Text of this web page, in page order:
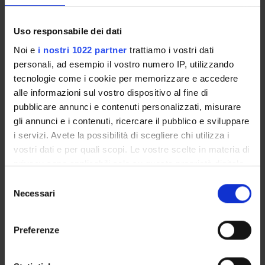
Uso responsabile dei dati
Noi e i nostri 1022 partner trattiamo i vostri dati
personali, ad esempio il vostro numero IP, utilizzando
tecnologie come i cookie per memorizzare e accedere
alle informazioni sul vostro dispositivo al fine di
pubblicare annunci e contenuti personalizzati, misurare
gli annunci e i contenuti, ricercare il pubblico e sviluppare
i servizi. Avete la possibilità di scegliere chi utilizza i
vostri dati e per quali scopi. Le vostre scelte in materia di
privacy sono applicabili solo su questa proprietà digitale
modificare o revocare il proprio consenso in qualsiasi
momento dalla Dichiarazione sui cookie o facendo clic
delNecessari
Preferenze
PUBLICATIONS
ASSIGNMENTS
ORGANISATION
GOVERNANCE
COMMITTEES
STUDENT ADMINISTRATION OFFICES
DEPARTMENT FACILITIES